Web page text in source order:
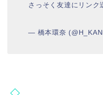
さっそく友達にリンク
— 橋本環奈